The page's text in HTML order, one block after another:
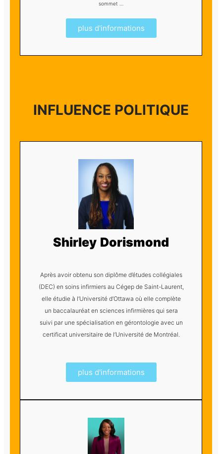
sommet …
plus d'informations
INFLUENCE POLITIQUE
Shirley Dorismond
Après avoir obtenu son diplôme d’études collégiales
(DEC) en soins infirmiers au Cégep de Saint-Laurent,
elle étudie à l’Université d’Ottawa où elle complète
un baccalauréat en sciences infirmières qui sera
suivi par une spécialisation en gérontologie avec un
certificat universitaire de l’Université de Montréal.
plus d'informations